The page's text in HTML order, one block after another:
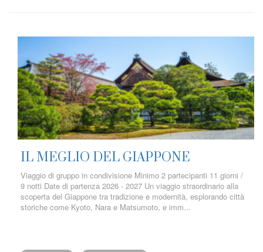
IL MEGLIO DEL GIAPPONE
Viaggio di gruppo in condivisione Minimo 2 partecipanti 11 giorni /
9 notti Date di partenza 2026 - 2027 Un viaggio straordinario alla
scoperta del Giappone tra tradizione e modernità, esplorando città
storiche come Kyoto, Nara e Matsumoto, e imm...